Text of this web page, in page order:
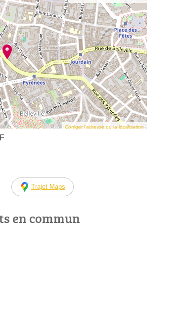
Corriger l’adresse ou la localisation
Trajet Maps
en commun